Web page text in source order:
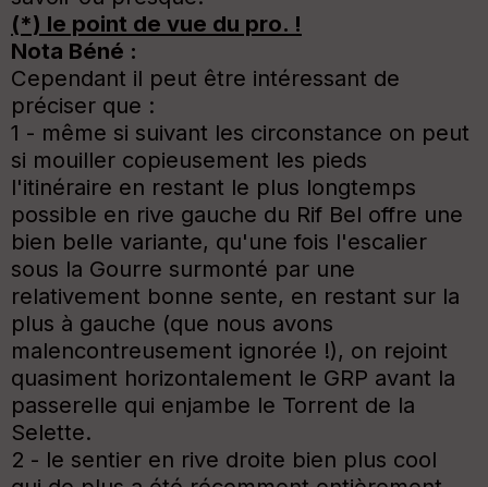
(*) le point de vue du pro. !
Nota Béné :
Cependant il peut être intéressant de
préciser que :
1 - même si suivant les circonstance on peut
si mouiller copieusement les pieds
l'itinéraire en restant le plus longtemps
possible en rive gauche du Rif Bel offre une
bien belle variante, qu'une fois l'escalier
sous la Gourre surmonté par une
relativement bonne sente, en restant sur la
plus à gauche (que nous avons
malencontreusement ignorée !), on rejoint
quasiment horizontalement le GRP avant la
passerelle qui enjambe le Torrent de la
Selette.
2 - le sentier en rive droite bien plus cool